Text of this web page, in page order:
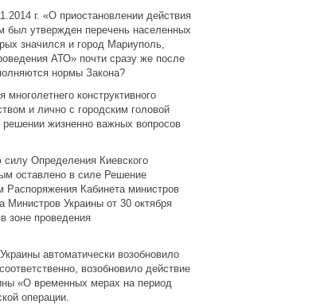
г. «О приостановлении действия
был утвержден перечень населенных
значился и город Мариуполь,
АТО» почти сразу же после
нормы Закона?
конструктивного
и лично с городским головой
жизненно важных вопросов
Определения Киевского
оставлено в силе Решение
Распоряжения Кабинета министров
Министров Украины от 30 октября
зоне проведения
автоматически возобновило
возобновило действие
«О временных мерах на период
операции.